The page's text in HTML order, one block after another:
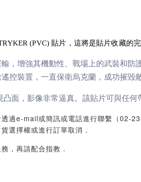
(PVC) 貼片，這將是貼片收藏的
增強其機動性、戰場上的武裝和防
控裝置，一直保衛烏克蘭，成功摧毀
面，影像非常逼真。該貼片可與任何
過e-mail或簡訊或電話進行聯繫（
選擇權或進行訂單取消．
，再請配合指教．